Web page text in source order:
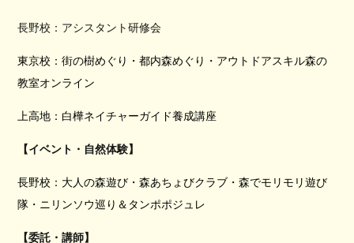
長野校：アシスタント研修会
東京校：街の樹めぐり・都内森めぐり・アウトドアスキル森の
教室オンライン
上高地：白樺ネイチャーガイド養成講座
【イベント・自然体験】
長野校：大人の森遊び・森あちょびクラブ・森でモリモリ遊び
隊・ニリンソウ巡り＆タンポポジュレ
【委託・講師】